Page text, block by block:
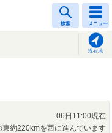
検索 メニュー
現在地
06日11:00現在
約220kmを西に進んでいます